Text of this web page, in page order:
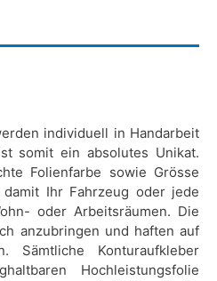
individuell in Handarbeit
somit ein absolutes Unikat.
Folienfarbe sowie Grösse
Ihr Fahrzeug oder jede
oder Arbeitsräumen. Die
anzubringen und haften auf
Sämtliche Konturaufkleber
Hochleistungsfolie